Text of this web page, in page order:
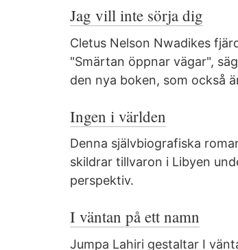
Jag vill inte sörja dig
Cletus Nelson Nwadikes
"Smärtan öppnar vägar",
den nya boken, som också
Ingen i världen
Denna självbiografiska
skildrar tillvaron i Libyen
perspektiv.
I väntan på ett namn
Jumpa Lahiri gestaltar I